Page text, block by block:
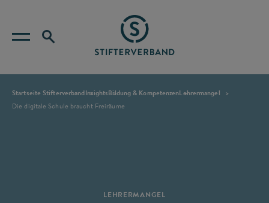
Startseite StifterverbandInsightsBildung & KompetenzenLehrermangel
Die digitale Schule braucht Freiräume
LEHRERMANGEL